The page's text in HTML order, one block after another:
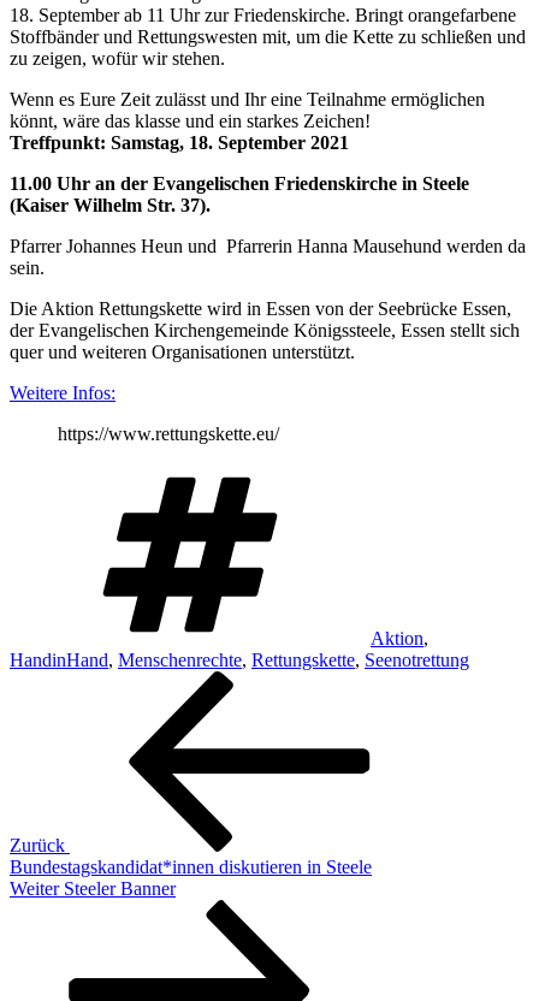
18. September ab 11 Uhr zur Friedenskirche. Bringt orangefarbene
Stoffbänder und Rettungswesten mit, um die Kette zu schließen und
zu zeigen, wofür wir stehen.
Wenn es Eure Zeit zulässt und Ihr eine Teilnahme ermöglichen
könnt, wäre das klasse und ein starkes Zeichen!
Treffpunkt: Samstag, 18. September 2021
11.00 Uhr an der Evangelischen Friedenskirche in Steele
(Kaiser Wilhelm Str. 37).
Pfarrer Johannes Heun und Pfarrerin Hanna Mausehund werden da
sein.
Die Aktion Rettungskette wird in Essen von der Seebrücke Essen,
der Evangelischen Kirchengemeinde Königssteele, Essen stellt sich
quer und weiteren Organisationen unterstützt.
Weitere Infos:
https://www.rettungskette.eu/
Aktion,
HandinHand, Menschenrechte, Rettungskette, Seenotrettung
Beitragsnavigation
Zurück
Bundestagskandidat*innen diskutieren in Steele
Nächster
Weiter Steeler Banner